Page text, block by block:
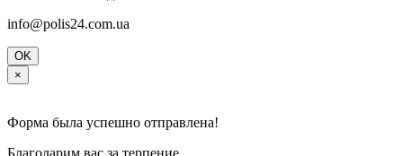
info@polis24.com.ua
OK
×
Форма была успешно отправлена!